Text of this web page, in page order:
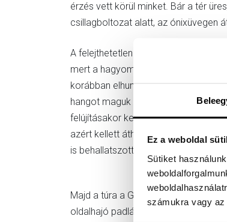
Ez a weboldal
Sütiket
számukra vagy az
érzés vett körül minket. Bár a tér
csillagboltozat alatt, az ónixüvegen
A felejthetetlen élmény után egy
mert a hagyományok szerint a
korábban elhunyt bencés szerzetes,
hangot maguk is
felújításakor került oda, korábban
azért kellett áthelyezni, mert olyan
is behallatszott – mesélte nevetve az
Majd a túra a Gyilokfolyosóra
oldalhajó padlásterében járunk,